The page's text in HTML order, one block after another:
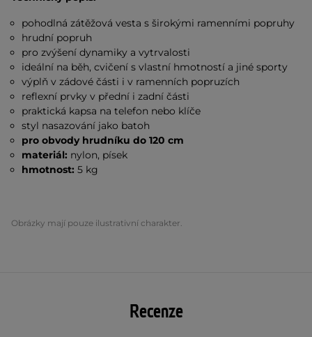
pohodlná zátěžová vesta s širokými ramenními popruhy
hrudní popruh
pro zvýšení dynamiky a vytrvalosti
ideální na běh, cvičení s vlastní hmotností a jiné sporty
výplň v zádové části i v ramenních popruzích
reflexní prvky v přední i zadní části
praktická kapsa na telefon nebo klíče
styl nasazování jako batoh
pro obvody hrudníku do 120 cm
materiál: nylon, písek
hmotnost:5 kg
Obrázky mají pouze ilustrativní charakter.
Recenze